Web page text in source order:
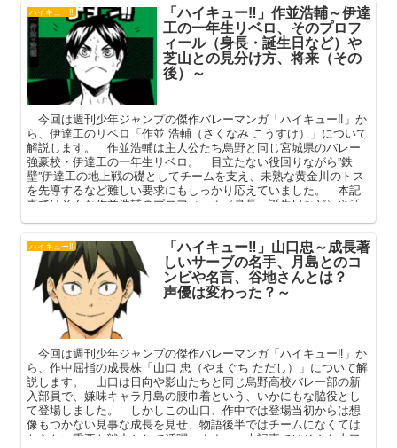
ハイキュー‼ 「ハイキュー‼」作並浩輔～伊達
工の一年生リベロ、そのプロフ
ィール（身長・誕生日など）や
芝山との見分け方、将来（その
後）～
今回は週刊少年ジャンプの傑作バレーマンガ「ハイキュー‼」か
ら、伊達工のリベロ「作並 浩輔（さくなみ こうすけ）」について
解説します。 作並浩輔は主人公たち烏野と同じ宮城県のバレー
強豪校・伊達工の一年生リベロ。 目立たない役回りながら”鉄
壁”伊達工の地上戦の礎としてチームを支え、未熟な黄金川のトス
を先導するなど難しい要求にもしっかり応えていました。 本記
事ではそんな作並浩輔のプロフィール（身長・誕生日など）や活
ハイキュー‼ 「ハイキュー‼」山口忠～成長著
しいサーブの名手、月島とのコ
ンビや名言、谷地さんとは？
声優は変わった？～
今回は週刊少年ジャンプの傑作バレーマンガ「ハイキュー‼」か
ら、作中屈指の成長株「山口 忠（やまぐち ただし）」について解
説します。 山口は日向や影山たちと同じ烏野高校バレー部の新
入部員で、嫌味キャラ月島の腰巾着という、いかにもな脇役とし
て登場しました。 しかしこの山口、作中では登場当初からは想
像もつかない見事な成長を見せ、物語後半ではチームになくては
ならない重要な戦力として活躍します。 本記事ではそんな山口